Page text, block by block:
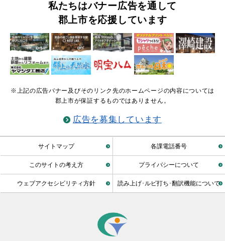
私たちはバナー広告を通して
郡上市を応援しています
※上記の広告バナー及びそのリンク先のホームページの内容については
郡上市が保証するものではありません。
広告を募集しています
サイトマップ 各課電話番号
このサイトの考え方 プライバシーについて
ウェブアクセシビリティ方針 読み上げ･ルビ打ち･翻訳機能について